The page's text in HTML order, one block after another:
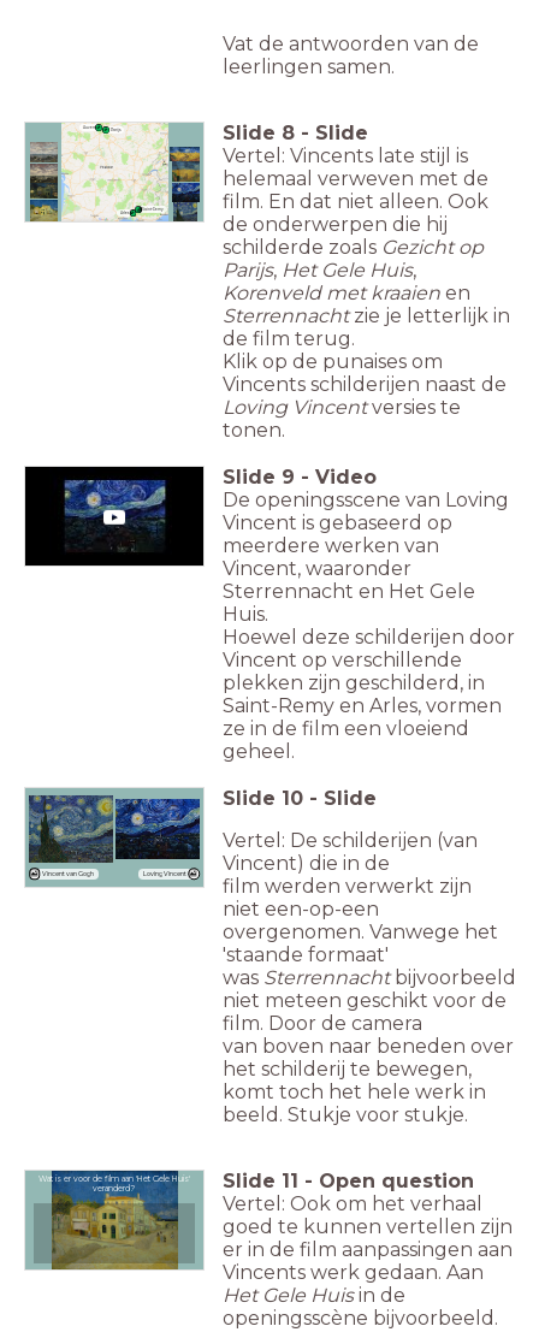
Vat de antwoorden van de
leerlingen samen.
Auvers
Parijs
Arles
Saint-Remy
Slide 8 - Slide
Vertel: Vincents late stijl is
helemaal verweven met de
film. En dat niet alleen. Ook
de onderwerpen die hij
schilderde zoals Gezicht op
Parijs, Het Gele Huis,
Korenveld met kraaien en
Sterrennachtzie je letterlijk in
de film terug.
Klik op de punaises om
Vincents schilderijen naast de
Loving Vincentversies te
tonen.
Slide 9 - Video
De openingsscene van Loving
Vincent is gebaseerd op
meerdere werken van
Vincent, waaronder
Sterrennacht en Het Gele
Huis.
Hoewel deze schilderijen door
Vincent op verschillende
plekken zijn geschilderd, in
Saint-Remy en Arles, vormen
ze in de film een vloeiend
geheel.
Vincent van Gogh Loving Vincent
Slide 10 - Slide
Vertel: De schilderijen (van
Vincent) die in de
film werden verwerkt zijn
niet een-op-een
overgenomen. Vanwege het
'staande formaat'
was Sterrennachtbijvoorbeeld
niet meteen geschikt voor de
film. Door de camera
van boven naar beneden over
het schilderij te bewegen,
komt toch het hele werk in
beeld. Stukje voor stukje.
Wat is er voor de film aan 'Het Gele Huis'
veranderd?
Selecteer om teknippen, kopiëren ofte
verwijderen
Slide 11 - Open question
Vertel: Ook om het verhaal
goed te kunnen vertellen zijn
er in de film aanpassingen aan
Vincents werk gedaan. Aan
Het Gele Huisin de
openingsscène bijvoorbeeld.